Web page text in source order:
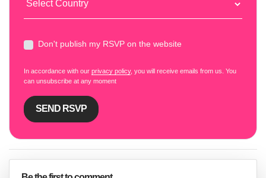
Don't publish my RSVP on the website
In accordance with our privacy policy, you will receive emails from us. You
can unsubscribe at any moment